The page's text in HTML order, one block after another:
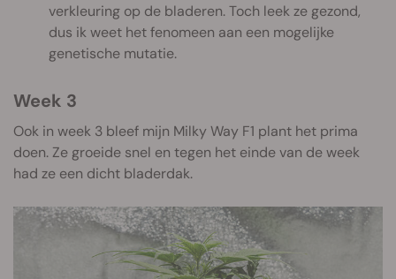
verkleuring op de bladeren. Toch leek ze gezond,
dus ik weet het fenomeen aan een mogelijke
genetische mutatie.
Week 3
Ook in week 3 bleef mijn Milky Way F1 plant het prima
doen. Ze groeide snel en tegen het einde van de week
had ze een dicht bladerdak.